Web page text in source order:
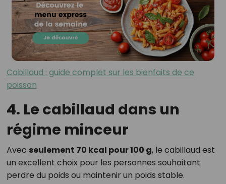
Cabillaud : guide complet sur les bienfaits de ce
poisson
4. Le cabillaud dans un
régime minceur
Avec seulement 70 kcal pour 100 g, le cabillaud est
un excellent choix pour les personnes souhaitant
perdre du poids ou maintenir un poids stable.